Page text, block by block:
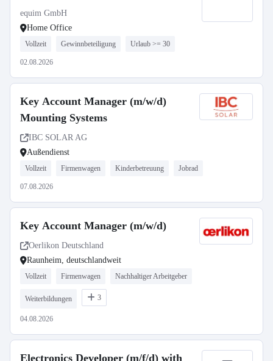
equim GmbH
Home Office
Vollzeit Gewinnbeteiligung Urlaub >= 30
02.08.2026
Key Account Manager (m/w/d)
Mounting Systems
IBC SOLAR AG
Außendienst
Vollzeit Firmenwagen Kinderbetreuung Jobrad
07.08.2026
Key Account Manager (m/w/d)
Oerlikon Deutschland
Raunheim, deutschlandweit
Vollzeit Firmenwagen Nachhaltiger Arbeitgeber
Weiterbildungen 3
04.08.2026
Electronics Developer (m/f/d) with